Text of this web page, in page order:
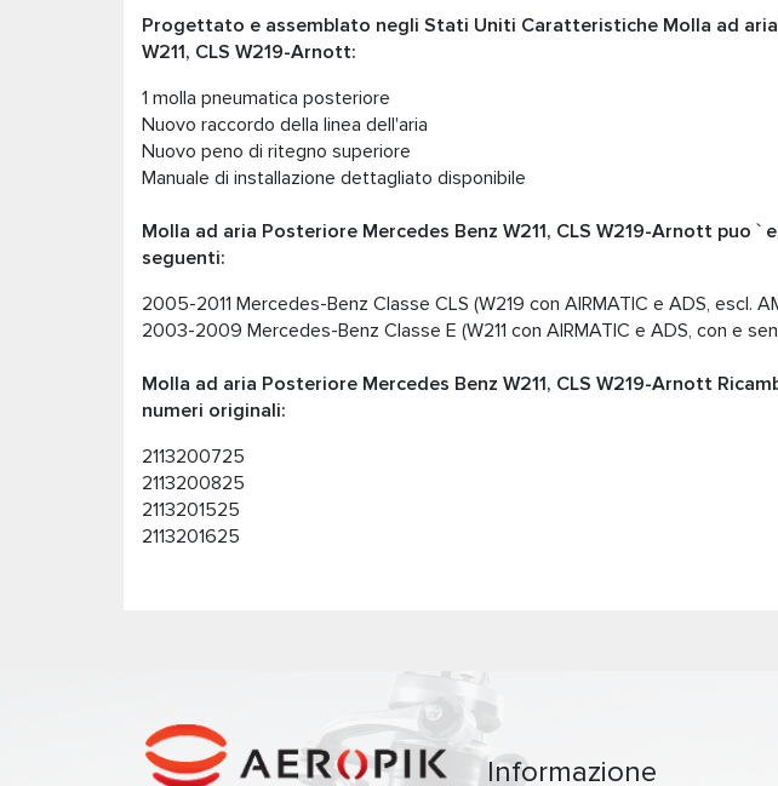
Progettato e assemblato negli Stati Uniti Caratteristiche Molla ad
W211, CLS W219-Arnott:
1 molla pneumatica posteriore
Nuovo raccordo della linea dell'aria
Nuovo peno di ritegno superiore
Manuale di installazione dettagliato disponibile
Molla ad aria Posteriore Mercedes Benz W211, CLS W219-Arnott puo
seguenti:
2005-2011 Mercedes-Benz Classe CLS (W219 con AIRMATIC e ADS, escl.
2003-2009 Mercedes-Benz Classe E (W211 con AIRMATIC e ADS, con e
Molla ad aria Posteriore Mercedes Benz W211, CLS W219-Arnott
numeri originali:
2113200725
2113200825
2113201525
2113201625
Informazione